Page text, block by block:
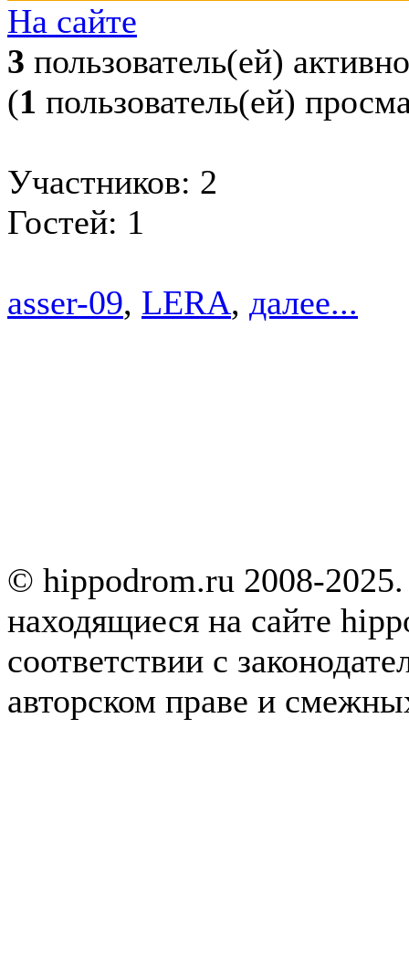
На сайте
3 пользователь(ей) активно
(1 пользователь(ей)
Участников: 2
Гостей: 1
asser-09, LERA, далее...
© hippodrom.ru 2008-
находящиеся на сайте
соответствии с
авторском праве и